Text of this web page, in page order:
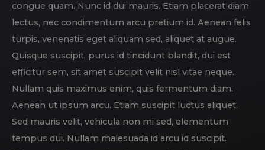
congue quam. Nunc id dui mauris. Etiam placerat diam
lectus, nec condimentum arcu pretium id. Aenean felis
turpis, venenatis eget aliquam sed, aliquet at augue.
Quisque suscipit, purus id tincidunt blandit, dui est
efficitur sem, sit amet suscipit velit nisl vitae neque.
Nullam quis maximus enim, quis fermentum diam.
Aenean ut ipsum arcu. Etiam suscipit luctus aliquet.
Sed mauris velit, vehicula non mi sed, elementum
tempus dui. Nullam malesuada id arcu id suscipit.